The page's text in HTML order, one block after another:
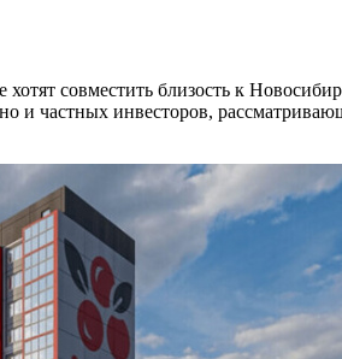
совместить близость к
и частных инвесторов,